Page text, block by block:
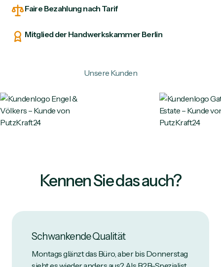
Faire Bezahlung nach Tarif
Mitglied der Handwerkskammer Berlin
Unsere Kunden
Kennen Sie das auch?
Schwankende Qualität
Montags glänzt das Büro, aber bis Donnerstag